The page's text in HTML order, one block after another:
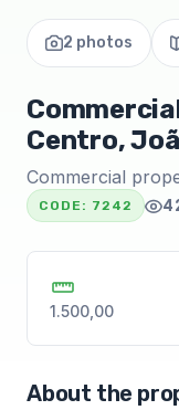
2 photos
Centro,
Commercial
CODE: 7242
1.500,00
About the